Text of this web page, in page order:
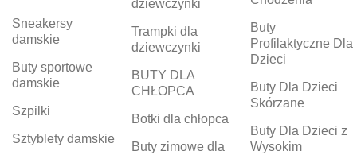
Sneakersy
damskie
Buty sportowe
damskie
Szpilki
Sztyblety damskie
dziewczynki
Trampki dla
dziewczynki
BUTY DLA
CHŁOPCA
Botki dla chłopca
Buty zimowe dla
Buty
Profilaktyczne Dla
Dzieci
Buty Dla Dzieci
Skórzane
Buty Dla Dzieci z
Wysokim